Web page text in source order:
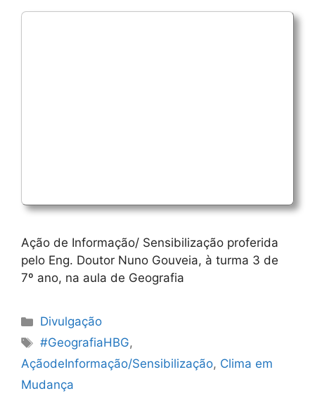
Ação de Informação/ Sensibilização proferida
pelo Eng. Doutor Nuno Gouveia, à turma 3 de
7º ano, na aula de Geografia
Categorias
Divulgação
Etiquetas
#GeografiaHBG,
AçãodeInformação/Sensibilização, Clima em
Mudança